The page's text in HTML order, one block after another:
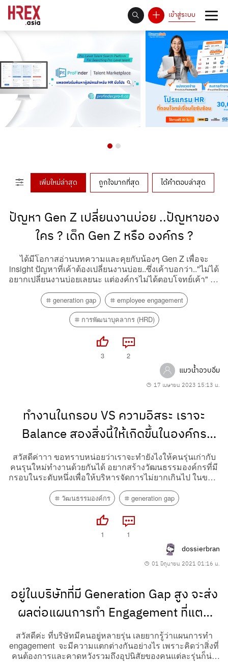
เข้าสู่ระบบ
93
เพิ่มใหม่ล่าสุด ถูกใจมากที่สุด ได้คำตอบล่าสุด
ปัญหา Gen Z เปลี่ยนงานบ่อย ..ปัญหาของ
ใคร ? เด็ก Gen Z หรือ องค์กร ?
ได้มีโอกาสอ่านบทความและคุยกับน้องๆ Gen Z เพื่อจะ
insight ปัญหาที่เค้าต้องเปลี่ยนงานบ่อย..ซึ่งเค้าบอกว่า.."ไม่ได้
อยากเปลี่ยนงานบ่อยเลยนะ แต่องค์กรไม่ได้ตอบโจทย์เค้า" ซึ่ง
ต้องเปลี่ยนงานบ่อยๆ...(Turn overate สูงม๊ากกกก).สาเหตุส่วน
ใหญ่มาจาก : หัวหน้างาน,...
generation gap
employee engagement
การพัฒนาบุคลากร (HRD)
3 2
แมวน้ำอวบอิ่ม
17 เมษายน 2023 15:13 น.
ทำงานในกรอบ VS ความอิสระ เราจะ
Balance สองสิ่งนี้ให้เกิดขึ้นในองค์กร
สำหรับ "คนทำงานรุ่นใหม่" ได้อย่างไร
สวัสดีค่าาา ขอทราบหน่อยว่าเราจะทำยังไงให้คนรุ่นเก่ากับ
คนรุนใหม่ทำงานด้วยกันได้ อยากสร้างวัฒนธรรมองค์กรที่มี
กรอบในระดับหนึ่งเพื่อให้บริหารจัดการไม่ยากเกินไป ในขณะ
วัฒนธรรมองค์กร generation gap
1 1
dossierbran
01 มิถุนายน 2021 01:16 น.
อยู่ในบริษัทที่มี Generation Gap สูง จะส่ง
ผลต่อแผนการทำ Engagement ที่แตก
ต่างกันอย่างไร
สวัสดีค่ะ ที่บริษัทมีคนอยู่หลายรุ่น เลยยากรู้ว่าแผนการทำ
engagement จะมีความแตกต่างกันอย่างไร เพราะคิดว่าสิ่งที่
คนต้องการและคาดหวังรวมถึงอุปนิสัยของคนแต่ละรุ่นก็น่า